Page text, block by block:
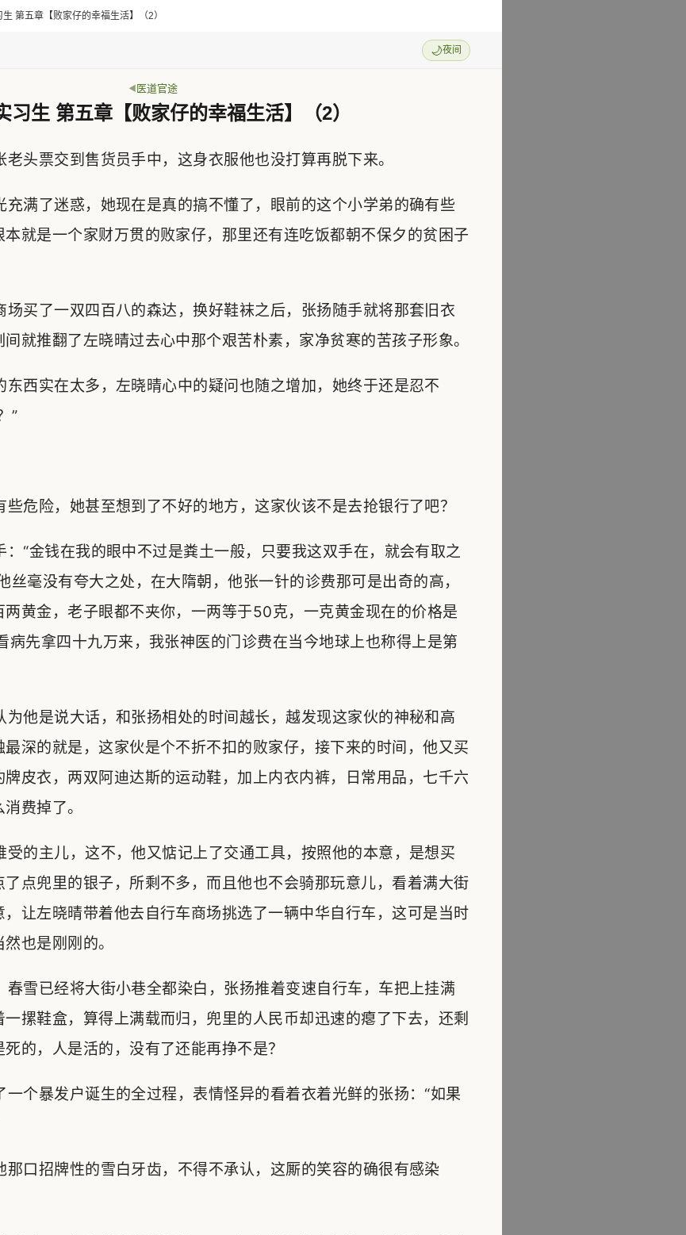
第五章【败家仔的幸福生活】（2）
🌙夜间
医道官途
习生 第五章【败家仔的幸福生活】（2）
头票交到售货员手中，这身衣服他也没打算再脱下来。
满了迷惑，她现在是真的搞不懂了，眼前的这个小学弟的确有些
就是一个家财万贯的败家仔，那里还有连吃饭都朝不保夕的贫困子
买了一双四百八的森达，换好鞋袜之后，张扬随手就将那套旧衣
就推翻了左晓晴过去心中那个艰苦朴素，家净贫寒的苦孩子形象。
西实在太多，左晓晴心中的疑问也随之增加，她终于还是忍不
”
危险，她甚至想到了不好的地方，这家伙该不是去抢银行了吧？
“金钱在我的眼中不过是粪土一般，只要我这双手在，就会有取之
丝毫没有夸大之处，在大隋朝，他张一针的诊费那可是出奇的高，
黄金，老子眼都不夹你，一两等于50克，一克黄金现在的价格是
病先拿四十九万来，我张神医的门诊费在当今地球上也称得上是第
他是说大话，和张扬相处的时间越长，越发现这家伙的神秘和高
深的就是，这家伙是个不折不扣的败家仔，接下来的时间，他又买
皮衣，两双阿迪达斯的运动鞋，加上内衣内裤，日常用品，七千六
费掉了。
的主儿，这不，他又惦记上了交通工具，按照他的本意，是想买
点兜里的银子，所剩不多，而且他也不会骑那玩意儿，看着满大街
让左晓晴带着他去自行车商场挑选了一辆中华自行车，这可是当时
也是刚刚的。
雪已经将大街小巷全都染白，张扬推着变速自行车，车把上挂满
摞鞋盒，算得上满载而归，兜里的人民币却迅速的瘪了下去，还剩
的，人是活的，没有了还能再挣不是？
个暴发户诞生的全过程，表情怪异的看着衣着光鲜的张扬：“如果
口招牌性的雪白牙齿，不得不承认，这厮的笑容的确很有感染